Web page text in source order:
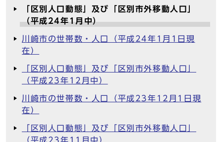
「区別人口動態」及び「区別市外移動人口」
（平成24年1月中）
川崎市の世帯数・人口（平成24年1月1日現
在）
「区別人口動態」及び「区別市外移動人口」
（平成23年12月中）
川崎市の世帯数・人口（平成23年12月1日現
在）
「区別人口動態」及び「区別市外移動人口」
（平成23年11月中）